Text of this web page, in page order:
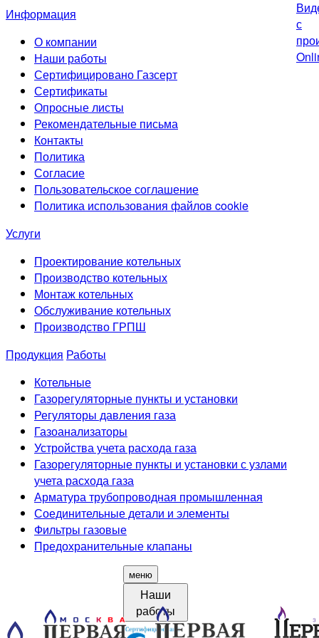
Информация
О компании
Наши работы
Сертифицировано Газсерт
Сертификаты
Опросные листы
Рекомендательные письма
Контакты
Политика
Согласие
Пользовательское соглашение
Политика использования файлов cookie
Услуги
Проектирование котельных
Производство котельных
Монтаж котельных
Обслуживание котельных
Производство ГРПШ
Продукция Работы
Котельные
Газорегуляторные пункты и установки
Регуляторы давления газа
Газоанализаторы
Устройства учета расхода газа
Газорегуляторные пункты и установки с узлами
учета расхода газа
Арматура трубопроводная промышленная
Соединительные детали и элементы
Фильтры газовые
Предохранительные клапаны
меню
Наши
работы